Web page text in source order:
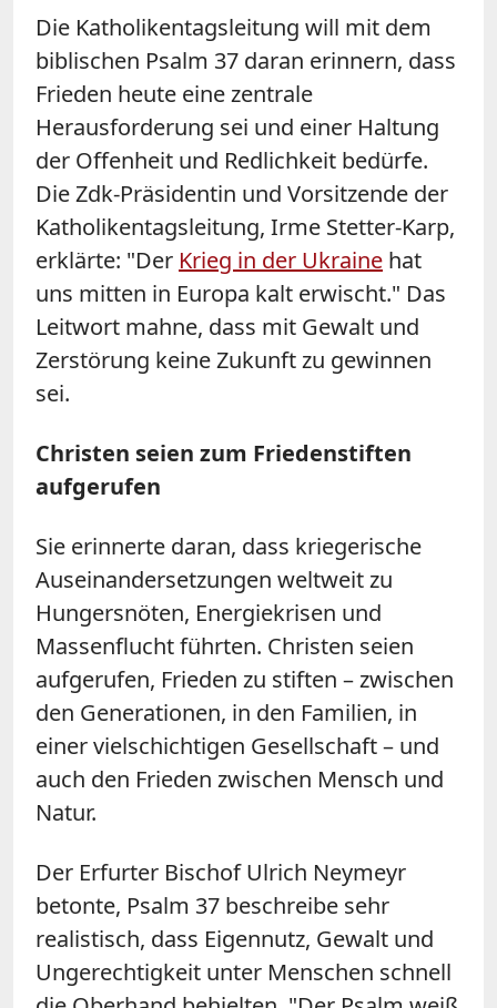
Die Katholikentagsleitung will mit dem
biblischen Psalm 37 daran erinnern, dass
Frieden heute eine zentrale
Herausforderung sei und einer Haltung
der Offenheit und Redlichkeit bedürfe.
Die Zdk-Präsidentin und Vorsitzende der
Katholikentagsleitung, Irme Stetter-Karp,
erklärte: "Der Krieg in der Ukraine hat
uns mitten in Europa kalt erwischt." Das
Leitwort mahne, dass mit Gewalt und
Zerstörung keine Zukunft zu gewinnen
sei.
Christen seien zum Friedenstiften
aufgerufen
Sie erinnerte daran, dass kriegerische
Auseinandersetzungen weltweit zu
Hungersnöten, Energiekrisen und
Massenflucht führten. Christen seien
aufgerufen, Frieden zu stiften – zwischen
den Generationen, in den Familien, in
einer vielschichtigen Gesellschaft – und
auch den Frieden zwischen Mensch und
Natur.
Der Erfurter Bischof Ulrich Neymeyr
betonte, Psalm 37 beschreibe sehr
realistisch, dass Eigennutz, Gewalt und
Ungerechtigkeit unter Menschen schnell